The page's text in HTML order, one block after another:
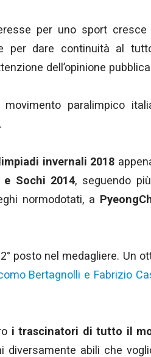
per uno sport
per dare continuità al
dell’opinione
paralimpico
invernali 2018
e Sochi 2014, seguendo
normodotati, a
posto nel medagliere. Un
Bertagnolli e Fabrizio
i trascinatori di tutto il
diversamente abili che